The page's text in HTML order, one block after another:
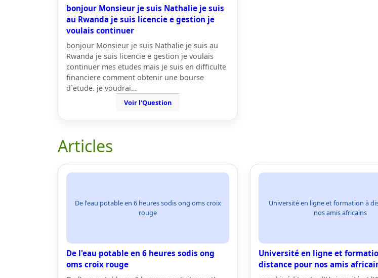
bonjour Monsieur je suis Nathalie je suis
au Rwanda je suis licencie e gestion je
voulais continuer
bonjour Monsieur je suis Nathalie je suis au
Rwanda je suis licencie e gestion je voulais
continuer mes etudes mais je suis en difficulte
financiere comment obtenir une bourse
d`etude. je voudrai…
Voir l'Question
Articles
De l'eau potable en 6 heures sodis ong oms croix
rouge
De l'eau potable en 6 heures sodis ong
oms croix rouge
Université en ligne et formation à
nos amis africains
Université en ligne et
distance pour nos amis